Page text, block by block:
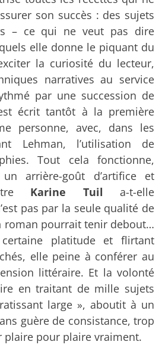
son succès : des sujets
– ce qui ne veut pas dire
elle donne le piquant du
la curiosité du lecteur,
narratives au service
par une succession de
écrit tantôt à la première
personne, avec, dans les
Lehman, l’utilisation de
Tout cela fonctionne,
arrière-goût d’artifice et
Karine Tuil a-t-elle
pas par la seule qualité de
roman pourrait tenir debout…
platitude et flirtant
elle peine à conférer au
littéraire. Et la volonté
en traitant de mille sujets
large », aboutit à un
guère de consistance, trop
pour plaire vraiment.